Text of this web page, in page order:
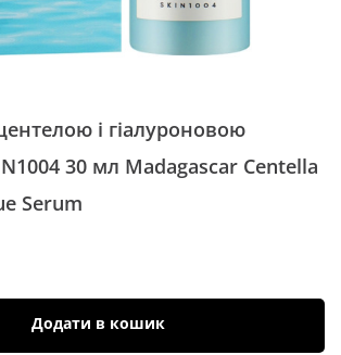
і гіалуроновою
30 мл Madagascar Centella
Serum
Додати в кошик